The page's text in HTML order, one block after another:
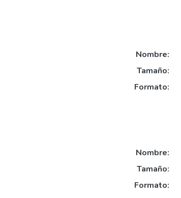
Nombre:
Tamaño:
Formato:
Nombre:
Tamaño:
Formato: